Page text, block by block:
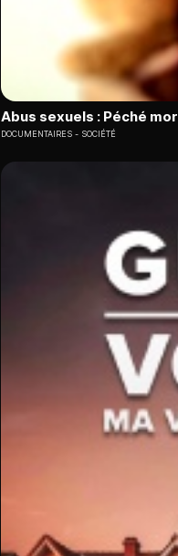
Abus sexuels : Péché
DOCUMENTAIRES SOCIÉTÉ